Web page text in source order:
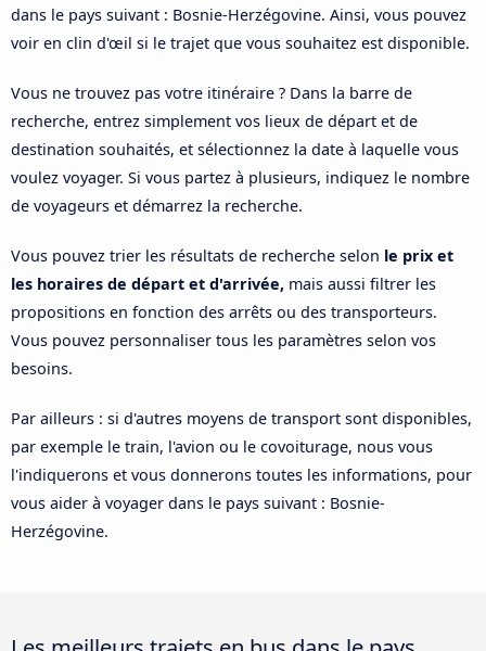
dans le pays suivant : Bosnie-Herzégovine. Ainsi, vous pouvez
voir en clin d'œil si le trajet que vous souhaitez est disponible.
Vous ne trouvez pas votre itinéraire ? Dans la barre de
recherche, entrez simplement vos lieux de départ et de
destination souhaités, et sélectionnez la date à laquelle vous
voulez voyager. Si vous partez à plusieurs, indiquez le nombre
de voyageurs et démarrez la recherche.
Vous pouvez trier les résultats de recherche selon le prix et
les horaires de départ et d'arrivée, mais aussi filtrer les
propositions en fonction des arrêts ou des transporteurs.
Vous pouvez personnaliser tous les paramètres selon vos
besoins.
Par ailleurs : si d'autres moyens de transport sont disponibles,
par exemple le train, l'avion ou le covoiturage, nous vous
l'indiquerons et vous donnerons toutes les informations, pour
vous aider à voyager dans le pays suivant : Bosnie-
Herzégovine.